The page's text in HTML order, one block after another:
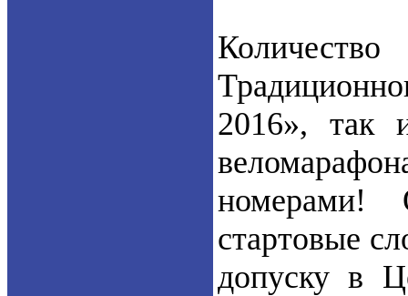
2016», так
номерами!
стартовые
допуску в